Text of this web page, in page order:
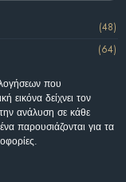
(48)
(64)
που
εικόνα δείχνει τον
ανάλυση σε κάθε
παρουσιάζονται για τα